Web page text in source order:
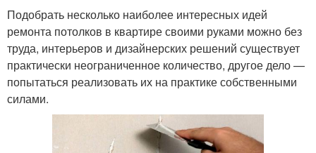
Подобрать несколько наиболее интересных идей
ремонта потолков в квартире своими руками можно без
труда, интерьеров и дизайнерских решений существует
практически неограниченное количество, другое дело —
попытаться реализовать их на практике собственными
силами.